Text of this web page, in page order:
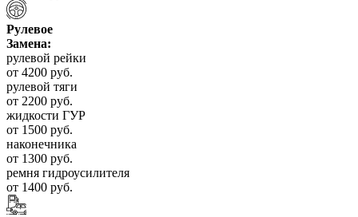
Рулевое
Замена:
рулевой рейки
от 4200 руб.
рулевой тяги
от 2200 руб.
жидкости ГУР
от 1500 руб.
наконечника
от 1300 руб.
ремня гидроусилителя
от 1400 руб.